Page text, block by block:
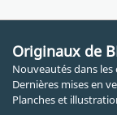
Originaux de
Nouveautés dans les
Dernières mises en
Planches et